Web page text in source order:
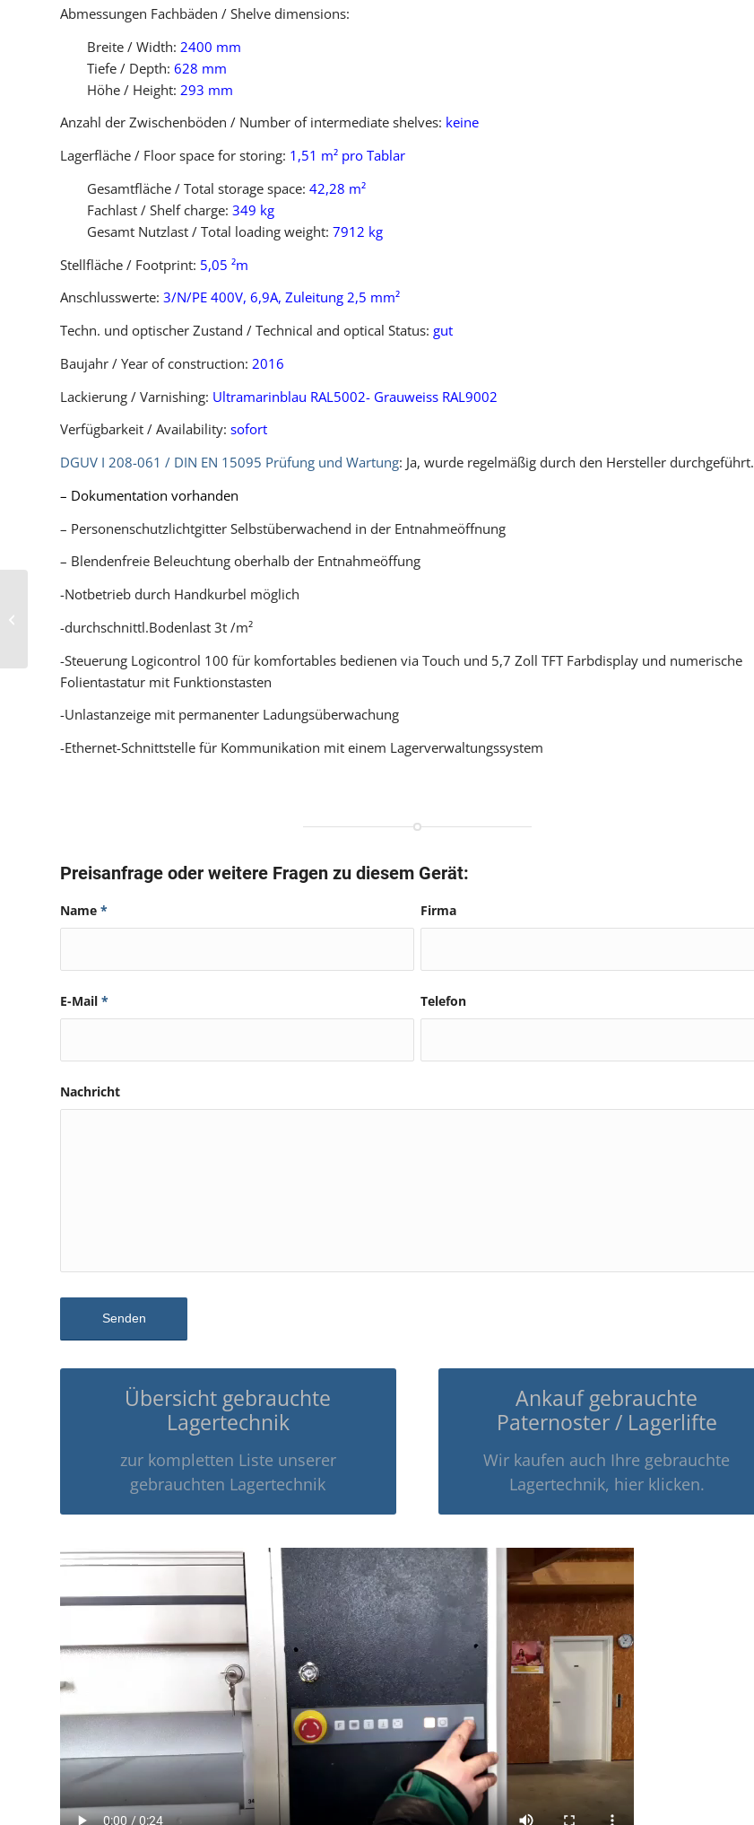
Abmessungen Fachbäden / Shelve dimensions:
Breite / Width: 2400 mm
Tiefe / Depth: 628 mm
Höhe / Height: 293 mm
Anzahl der Zwischenböden / Number of intermediate shelves: keine
Lagerfläche / Floor space for storing: 1,51 m² pro Tablar
Gesamtfläche / Total storage space: 42,28 m²
Fachlast / Shelf charge: 349 kg
Gesamt Nutzlast / Total loading weight: 7912 kg
Stellfläche / Footprint: 5,05 ²m
Anschlusswerte: 3/N/PE 400V, 6,9A, Zuleitung 2,5 mm²
Techn. und optischer Zustand / Technical and optical Status: gut
Baujahr / Year of construction: 2016
Lackierung / Varnishing: Ultramarinblau RAL5002- Grauweiss RAL9002
Verfügbarkeit / Availability: sofort
DGUV I 208-061 / DIN EN 15095 Prüfung und Wartung: Ja, wurde regelmäßig durch den Hersteller durchgeführt.
– Dokumentation vorhanden
– Personenschutzlichtgitter Selbstüberwachend in der Entnahmeöffnung
– Blendenfreie Beleuchtung oberhalb der Entnahmeöffung
-Notbetrieb durch Handkurbel möglich
-durchschnittl.Bodenlast 3t /m²
-Steuerung Logicontrol 100 für komfortables bedienen via Touch und 5,7 Zoll TFT Farbdisplay und numerische
Folientastatur mit Funktionstasten
-Unlastanzeige mit permanenter Ladungsüberwachung
-Ethernet-Schnittstelle für Kommunikation mit einem Lagerverwaltungssystem
Preisanfrage oder weitere Fragen zu diesem Gerät:
Name * Firma
E-Mail * Telefon
Nachricht
Übersicht gebrauchte
Lagertechnik
zur kompletten Liste unserer
gebrauchten Lagertechnik
Ankauf gebrauchte
Paternoster / Lagerlifte
Wir kaufen auch Ihre gebrauchte
Lagertechnik, hier klicken.
Hänel Lean Lift
Lagerlifte, Fachlast 400